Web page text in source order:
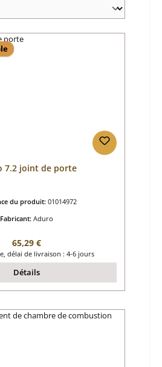
7.2 joint de porte
du produit: 01014972
Fabricant: Aduro
Prix régulier :
65,29 €
délai de livraison : 4-6 jours
Détails